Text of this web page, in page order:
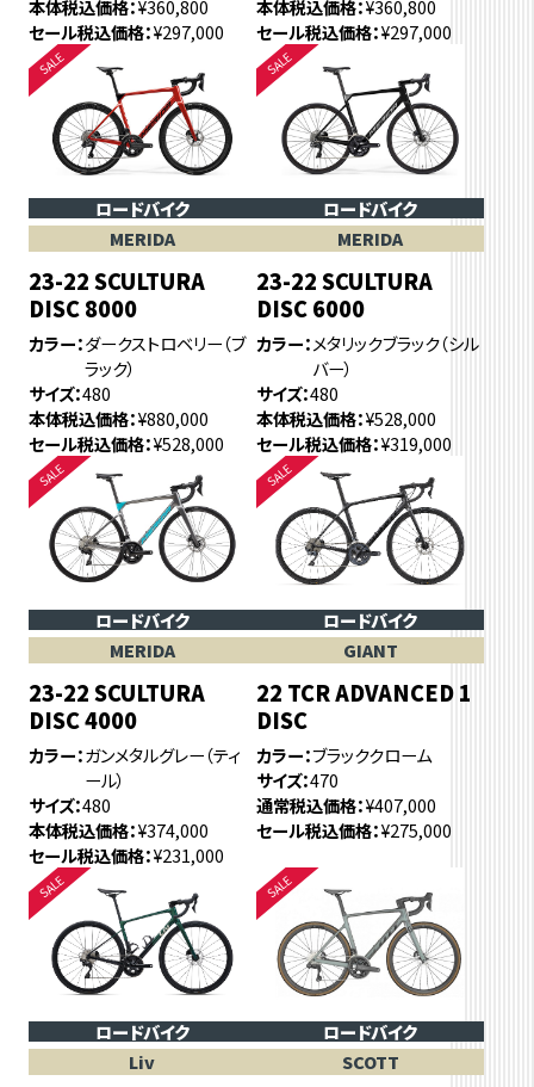
本体税込価格 ¥360,800
セール税込価格 ¥297,000
本体税込価格 ¥360,800
セール税込価格 ¥297,000
ロードバイク
MERIDA
23-22 SCULTURA
DISC 8000
カラー ダークストロベリー（ブ
ラック）
サイズ 480
本体税込価格 ¥880,000
セール税込価格 ¥528,000
ロードバイク
MERIDA
23-22 SCULTURA
DISC 6000
カラー メタリックブラック（シル
バー）
サイズ 480
本体税込価格 ¥528,000
セール税込価格 ¥319,000
ロードバイク
MERIDA
23-22 SCULTURA
DISC 4000
カラー ガンメタルグレー（ティ
ール）
サイズ 480
本体税込価格 ¥374,000
セール税込価格 ¥231,000
ロードバイク
GIANT
22 TCR ADVANCED 1
DISC
カラー ブラッククローム
サイズ 470
通常税込価格 ¥407,000
セール税込価格 ¥275,000
ロードバイク
Liv
ロードバイク
SCOTT